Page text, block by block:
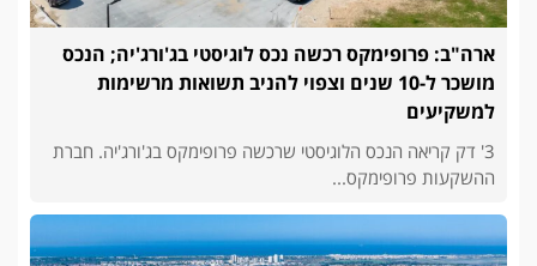
ארה"ב: פרופימקס רכשה נכס לוגיסטי בג'ורג'יה; הנכס
מושכר ל-10 שנים וצפוי להניב תשואות מרשימות
למשקיעים
3' דק קריאה הנכס הלוגיסטי שרכשה פרופימקס בג'ורג'יה. חברת
ההשקעות פרופימקס...